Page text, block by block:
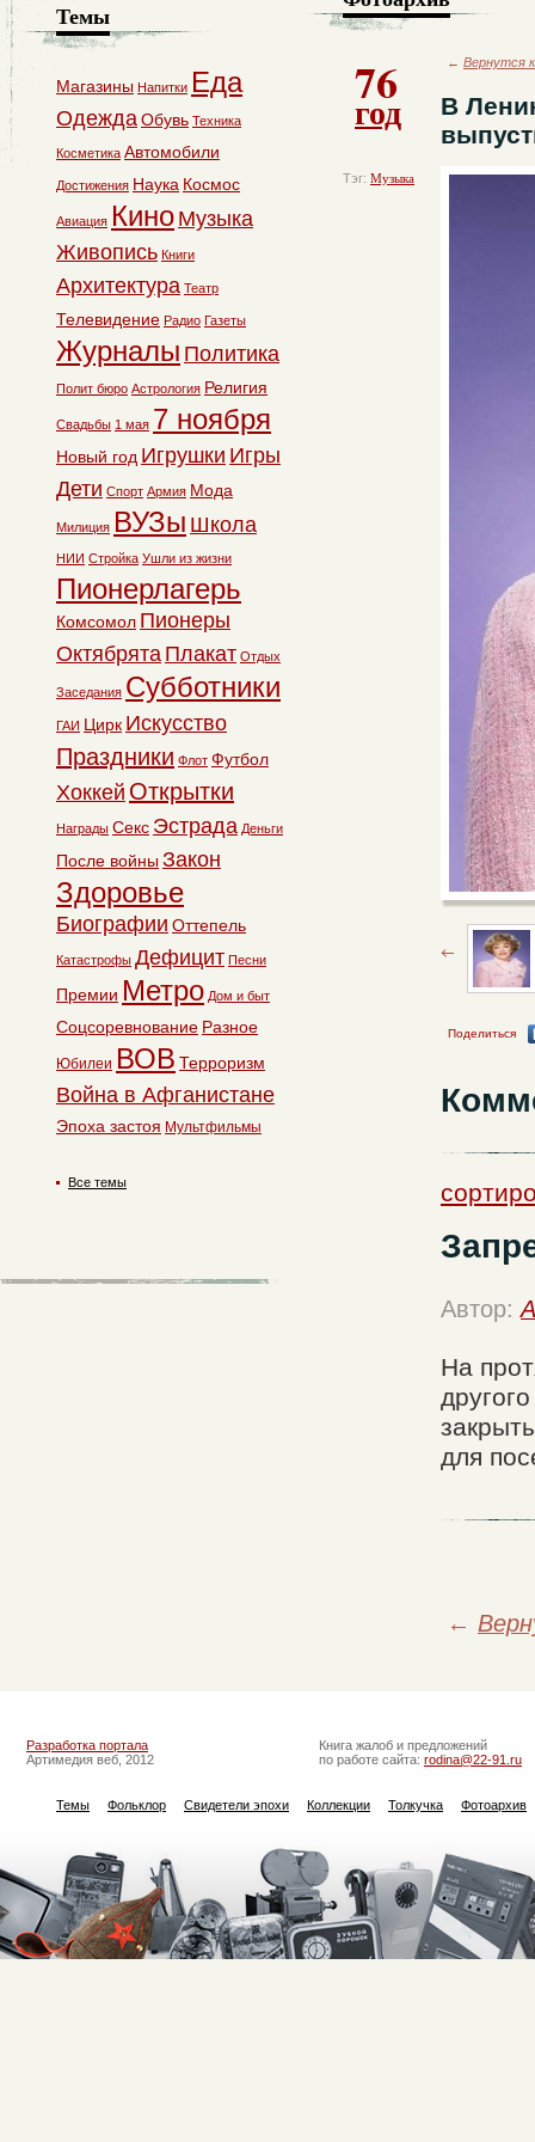
76
год
Тэг: Музыка
← Вернутся
В
Поделиться
Автор:
На
для
←
Темы
Магазины Напитки Еда
ОдеждаОбувь Техника
Косметика Автомобили
Достижения Наука Космос
Авиация Кино Музыка
Живопись Книги
Архитектура Театр
Телевидение Радио Газеты
Журналы Политика
Полит бюро Астрология Религия
Свадьбы 1 мая 7 ноября
Новый год Игрушки Игры
Дети Спорт Армия Мода
Милиция ВУЗы Школа
НИИ Стройка Ушли из жизни
Пионерлагерь
Комсомол Пионеры
Октябрята Плакат Отдых
Заседания Субботники
ГАИ Цирк Искусство
Праздники Флот Футбол
Хоккей Открытки
Награды Секс Эстрада Деньги
После войны Закон
Здоровье
Биографии Оттепель
Катастрофы Дефицит Песни
Премии Метро Дом и быт
Соцсоревнование Разное
Юбилеи ВОВ Терроризм
Война в Афганистане
Эпоха застоя Мультфильмы
Все темы
Разработка портала
Артимедия веб, 2012
Книга жалоб и предложений
по работе сайта: rodina@22-91.ru
Темы Фольклор Свидетели эпохи Коллекции Толкучка Фотоархив